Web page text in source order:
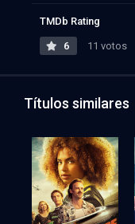
TMDb Rating
6 11 votos
Títulos similares